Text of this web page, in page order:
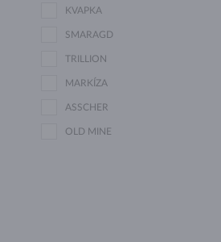
KVAPKA
SMARAGD
TRILLION
MARKÍZA
ASSCHER
OLD MINE